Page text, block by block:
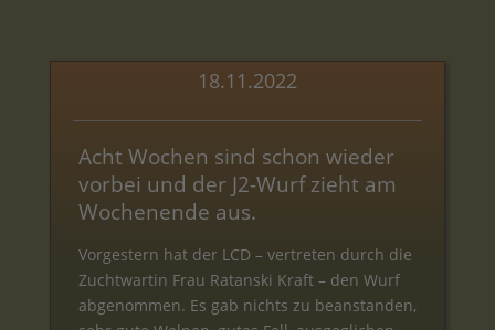
18.11.2022
Acht Wochen sind schon wieder
vorbei und der J2-Wurf zieht am
Wochenende aus.
Vorgestern hat der LCD – vertreten durch die
Zuchtwartin Frau Ratanski Kraft – den Wurf
abgenommen. Es gab nichts zu beanstanden,